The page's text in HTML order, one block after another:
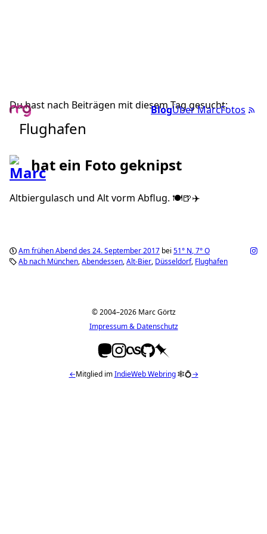
BlogÜber MarcFotos
Du hast nach Beiträgen mit diesem Tag gesucht:
Flughafen
hat ein Foto geknipst
Altbiergulasch und Alt vorm Abflug. 🍽🍺✈️
Am frühen Abend des 24. September 2017 bei 51° N,7°O
Ab nach München Abendessen Alt-Bier Düsseldorf Flughafen
© 2004–2026 Marc Görtz
Impressum & Datenschutz
←Mitglied imIndieWeb Webring🕸💍→